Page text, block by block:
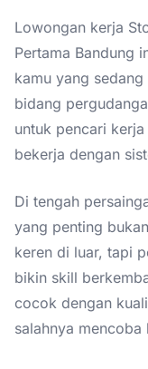
Lowongan kerja
Pertama Bandung
kamu yang
bidang
untuk pencari
bekerja dengan
Di tengah
yang penting
keren di luar, tapi
bikin skill
cocok dengan
salahnya